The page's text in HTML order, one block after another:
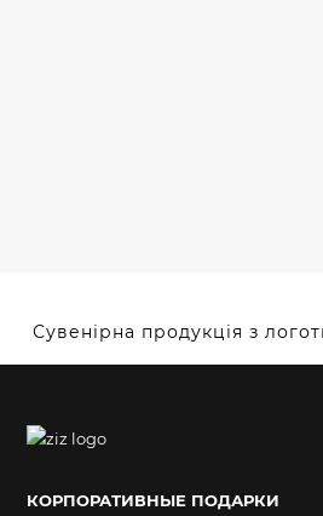
Сувенірна продукція з
КОРПОРАТИВНЫЕ ПОДАРКИ